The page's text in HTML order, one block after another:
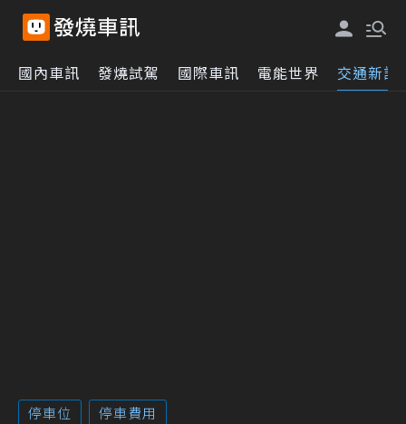
國內車訊 發燒試駕 國際車訊 電能世界 交通新訊
停車位 停車費用